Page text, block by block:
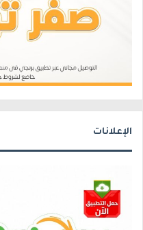
الإعلانات